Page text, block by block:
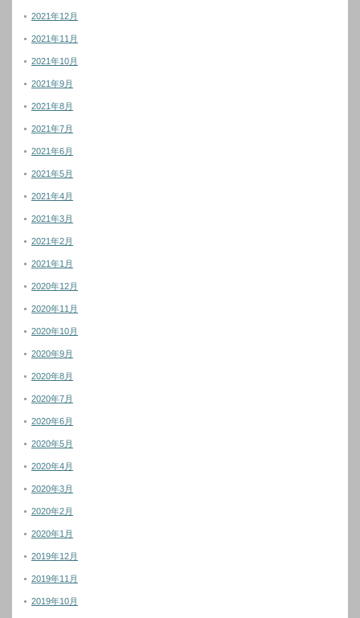
2021年12月
2021年11月
2021年10月
2021年9月
2021年8月
2021年7月
2021年6月
2021年5月
2021年4月
2021年3月
2021年2月
2021年1月
2020年12月
2020年11月
2020年10月
2020年9月
2020年8月
2020年7月
2020年6月
2020年5月
2020年4月
2020年3月
2020年2月
2020年1月
2019年12月
2019年11月
2019年10月